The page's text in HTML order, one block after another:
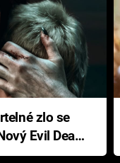
Evil Dead